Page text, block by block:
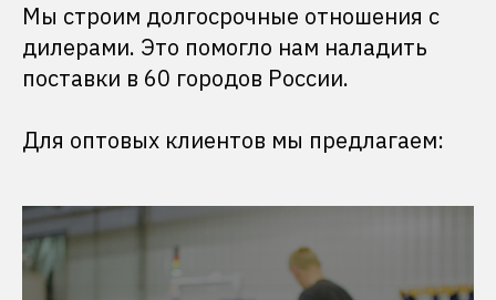
Мы строим долгосрочные отношения с
дилерами. Это помогло нам наладить
поставки в 60 городов России.
Для оптовых клиентов мы предлагаем: